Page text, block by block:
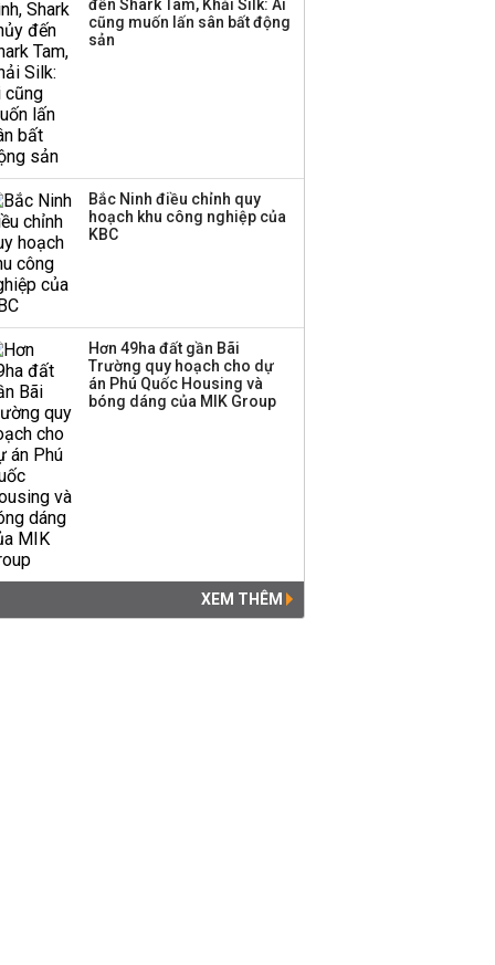
đến Shark Tam, Khải Silk: Ai
cũng muốn lấn sân bất động
sản
Bắc Ninh điều chỉnh quy
hoạch khu công nghiệp của
KBC
Hơn 49ha đất gần Bãi
Trường quy hoạch cho dự
án Phú Quốc Housing và
bóng dáng của MIK Group
XEM THÊM